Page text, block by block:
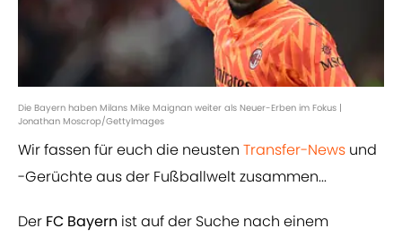
Die Bayern haben Milans Mike Maignan weiter als Neuer-Erben im Fokus |
Jonathan Moscrop/GettyImages
Wir fassen für euch die neusten Transfer-News und
-Gerüchte aus der Fußballwelt zusammen...
Der FC Bayern ist auf der Suche nach einem